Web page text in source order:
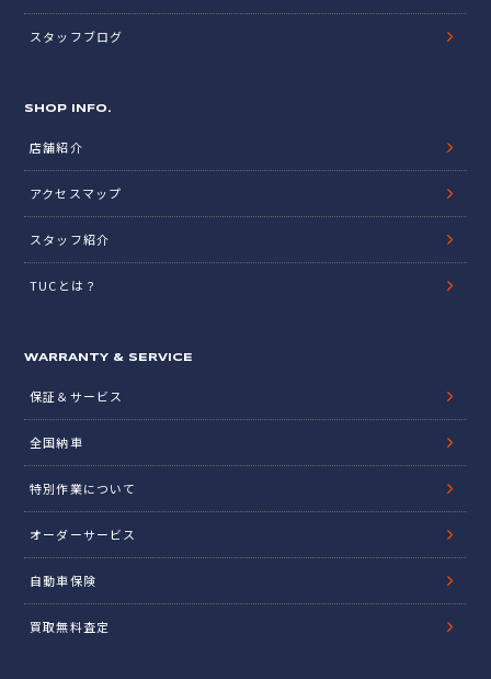
スタッフブログ
SHOP INFO.
店舗紹介
アクセスマップ
スタッフ紹介
TUCとは？
WARRANTY & SERVICE
保証＆サービス
全国納車
特別作業について
オーダーサービス
自動車保険
買取無料査定